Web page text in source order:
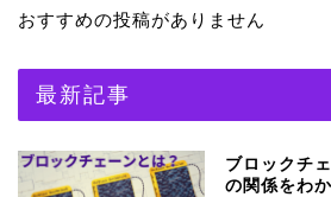
おすすめの投稿がありません
最新記事
ブロックチ
の関係をわ